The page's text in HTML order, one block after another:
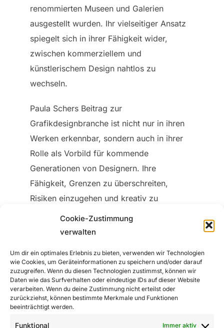
Cookie-Zustimmung
verwalten
Um dir ein optimales Erlebnis zu bieten, verwenden wir Technologien
wie Cookies, um Geräteinformationen zu speichern und/oder darauf
zuzugreifen. Wenn du diesen Technologien zustimmst, können wir
Daten wie das Surfverhalten oder eindeutige IDs auf dieser Website
verarbeiten. Wenn du deine Zustimmung nicht erteilst oder
zurückziehst, können bestimmte Merkmale und Funktionen
beeinträchtigt werden.
Funktional Immer aktiv
renommierten Museen und Galerien
ausgestellt wurden. Ihr vielseitiger Ansatz
spiegelt sich in ihrer Fähigkeit wider,
zwischen kommerziellem und
künstlerischem Design nahtlos zu
wechseln.
Paula Schers Beitrag zur
Grafikdesignbranche ist nicht nur in ihren
Werken erkennbar, sondern auch in ihrer
Rolle als Vorbild für kommende
Generationen von Designern. Ihre
Fähigkeit, Grenzen zu überschreiten,
Risiken einzugehen und kreativ zu
experimentieren, inspiriert Designer
weltweit. Paula Schers Einfluss auf das
Arbeit wird weiterhin die Zukunft der
Gestaltung prägen.
Hier findest du ein spannendesVideo auf
YouTube über die Grafikdesignerin Paula